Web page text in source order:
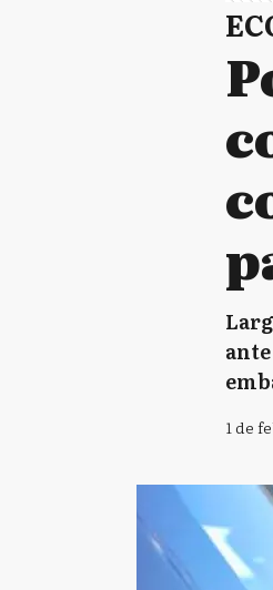
1 de